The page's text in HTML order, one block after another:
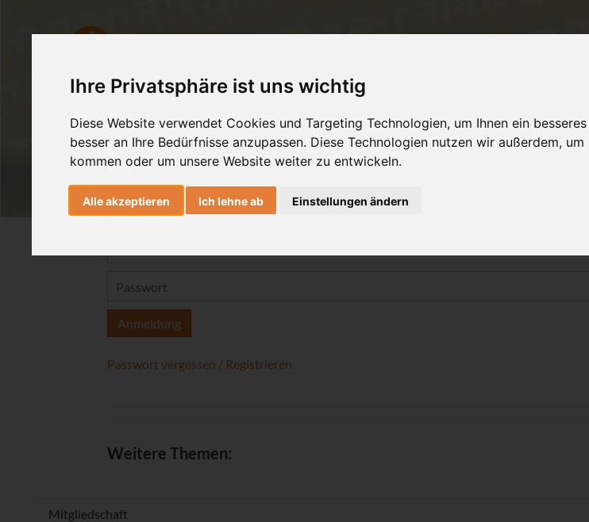
Ihre Privatsphäre ist uns wichtig
Diese Website verwendet Cookies und Targeting Technologien, um Ihnen ein
besser an Ihre Bedürfnisse anzupassen. Diese Technologien nutzen wir außerdem,
kommen oder um unsere Website weiter zu entwickeln.
Alle akzeptieren Ich lehne ab Einstellungen ändern
Anmeldung
Passwort vergessen / Registrieren
Weitere Themen:
Mitgliedschaft